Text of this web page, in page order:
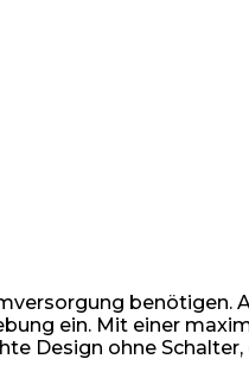
benötigen.
ein. Mit einer
Design ohne